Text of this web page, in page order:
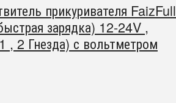
прикуривателя FaizFull
зарядка) 12-24V ,
2 Гнезда) с вольтметром